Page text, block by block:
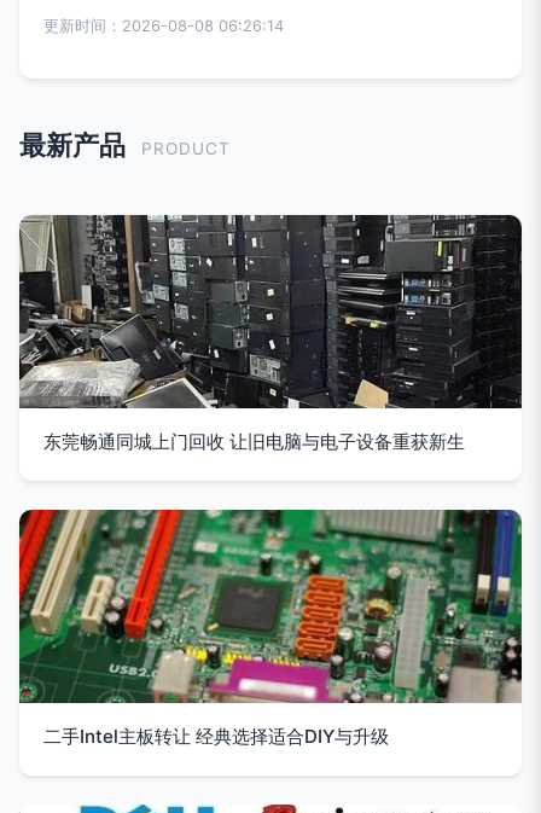
更新时间：2026-08-08 06:26:14
最新产品 PRODUCT
东莞畅通同城上门回收 让旧电脑与电子设备重获新生
二手Intel主板转让 经典选择适合DIY与升级